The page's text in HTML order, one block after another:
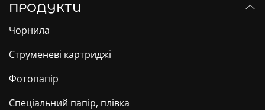
ПРОДУКТИ
Чорнила
Струменеві картриджі
Фотопапір
Спеціальний папір, плівка